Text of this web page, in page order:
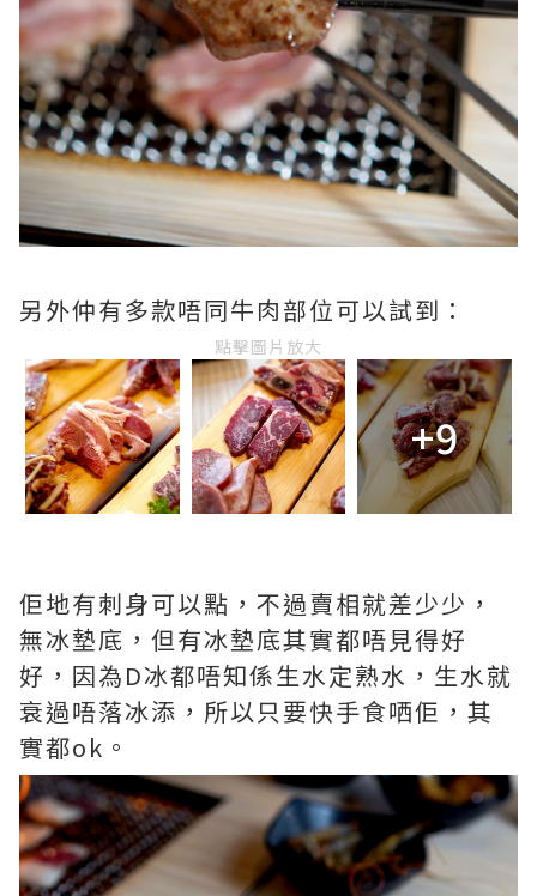
另外仲有多款唔同牛肉部位可以試到：
點擊圖片放大
+9
佢地有刺身可以點，不過賣相就差少少，
無冰墊底，但有冰墊底其實都唔見得好
好，因為D冰都唔知係生水定熟水，生水就
衰過唔落冰添，所以只要快手食哂佢，其
實都ok。